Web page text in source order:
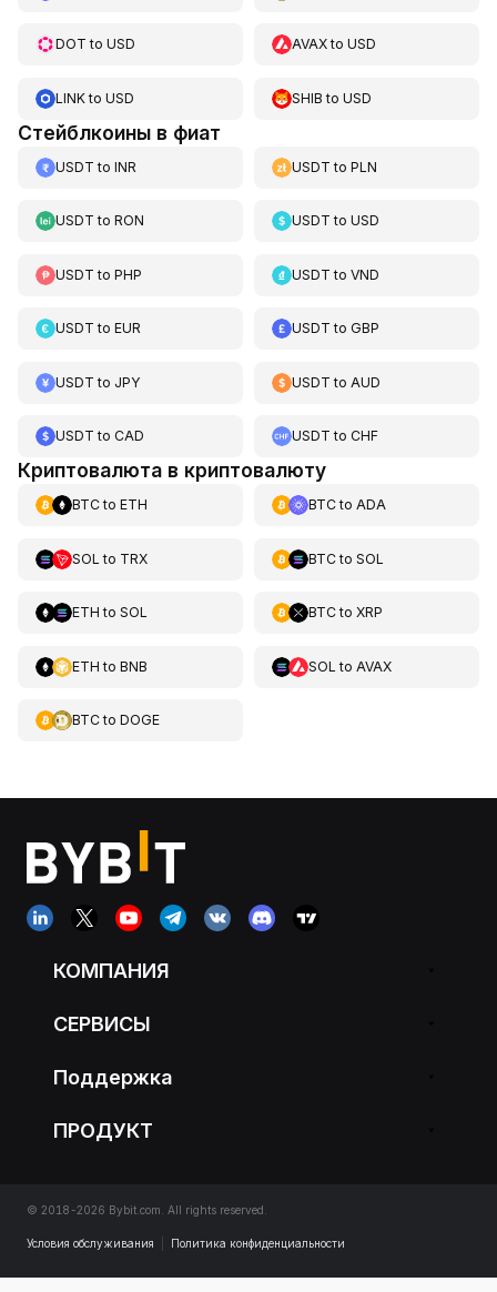
DOT to USD AVAXtoUSD
LINKto USD SHIB toUSD
Стейблкоины в фиат
USDT to INR USDT toPLN
USDT to RON USDT toUSD
USDT to PHP USDT toVND
USDT to EUR USDT toGBP
USDT to JPY USDT to AUD
USDT to CAD USDT toCHF
Криптовалюта в криптовалюту
BTCto ETH BTCto ADA
SOL to TRX BTCto SOL
ETH to SOL BTCto XRP
ETH to BNB SOL to AVAX
BTCto DOGE
КОМПАНИЯ
СЕРВИСЫ
Поддержка
ПРОДУКТ
© 2018-2026 Bybit.com. All rights reserved.
Условия обслуживания Политика конфиденциальности